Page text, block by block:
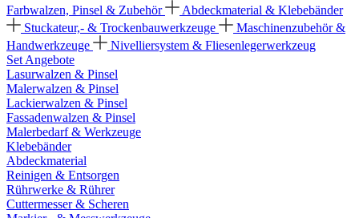
Farbwalzen, Pinsel & Zubehör
Abdeckmaterial & Klebebänder
Stuckateur,- & Trockenbauwerkzeuge
Maschinenzubehör &
Handwerkzeuge
Nivelliersystem & Fliesenlegerwerkzeug
Set Angebote
Lasurwalzen & Pinsel
Malerwalzen & Pinsel
Lackierwalzen & Pinsel
Fassadenwalzen & Pinsel
Malerbedarf & Werkzeuge
Klebebänder
Abdeckmaterial
Reinigen & Entsorgen
Rührwerke & Rührer
Cuttermesser & Scheren